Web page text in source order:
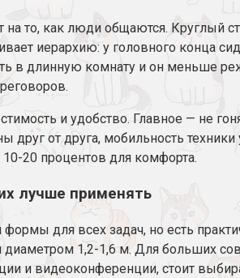
то, как люди общаются. Круглый
иерархию: у головного конца
в длинную комнату и он меньше
и удобство. Главное — не
от друга, мобильность
10-20 процентов для комфорта.
лучше применять
формы для всех задач, но есть
диаметром 1,2-1,6 м. Для больших
и видеоконференции, стоит